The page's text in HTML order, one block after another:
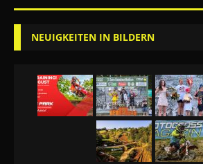
NEUIGKEITEN IN BILDERN